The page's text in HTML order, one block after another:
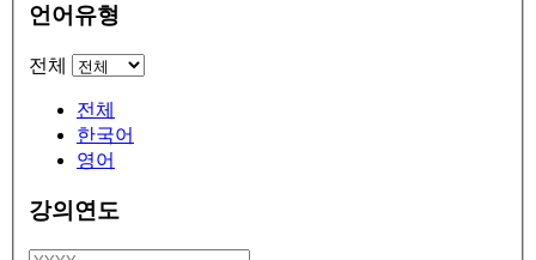
언어유형
전체
전체
한국어
영어
강의연도